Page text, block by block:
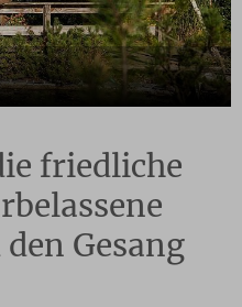
friedliche
Gesang